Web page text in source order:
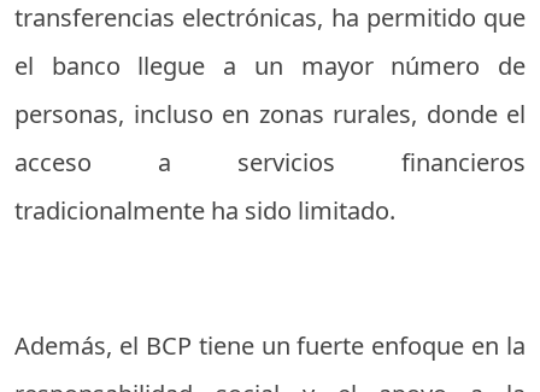
transferencias electrónicas, ha permitido que
el banco llegue a un mayor número de
personas, incluso en zonas rurales, donde el
acceso a servicios financieros
tradicionalmente ha sido limitado.
Además, el BCP tiene un fuerte enfoque en la